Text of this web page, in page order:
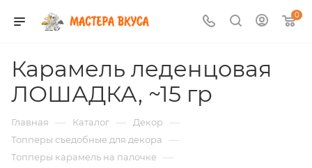
0
Карамель леденцовая
ЛОШАДКА, ~15 гр
Главная — Каталог — Декор —
Топперы съедобные для декора —
Топперы карамель на палочке —